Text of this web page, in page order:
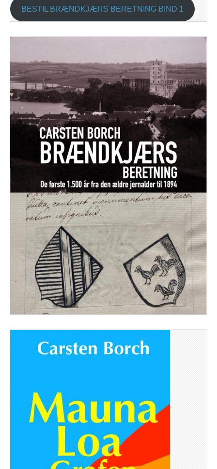
BESTIL BRÆNDKJÆRS BERETNING BIND 1